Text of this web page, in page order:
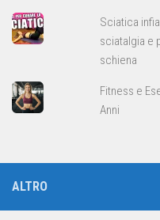
Sciatica
sciatalgia e
schiena
Fitness e
Anni
ALTRO